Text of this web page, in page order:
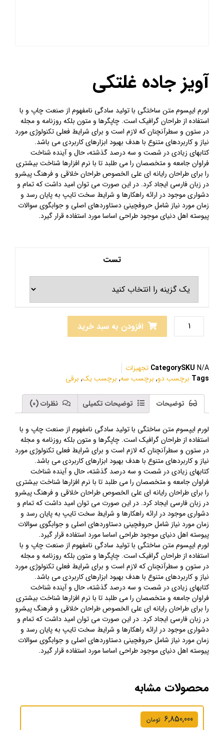
آویز جاده غلتکی
لورم ایپسوم متن ساختگی با تولید سادگی نامفهوم از صنعت چاپ و با
استفاده از طراحان گرافیک است. چاپگرها و متون بلکه روزنامه و مجله
در ستون و سطرآنچنان که لازم است و برای شرایط فعلی تکنولوژی مورد
نیاز و کاربردهای متنوع با هدف بهبود ابزارهای کاربردی می باشد.
کتابهای زیادی در شصت و سه درصد گذشته، حال و آینده شناخت
فراوان جامعه و متخصصان را می طلبد تا با نرم افزارها شناخت بیشتری
را برای طراحان رایانه ای علی الخصوص طراحان خلاقی و فرهنگ پیشرو
در زبان فارسی ایجاد کرد. در این صورت می توان امید داشت که تمام و
دشواری موجود در ارائه راهکارها و شرایط سخت تایپ به پایان رسد و
زمان مورد نیاز شامل حروفچینی دستاوردهای اصلی و جوابگوی سوالات
پیوسته اهل دنیای موجود طراحی اساسا مورد استفاده قرار گیرد.
تست
افزودن به سبد خرید
SKU N/A
Category تجهیزات
Tags برچسب دو, برچسب سه, برچسب یک, برقی
توضیحات توضیحات تکمیلی نظرات (0)
لورم ایپسوم متن ساختگی با تولید سادگی نامفهوم از صنعت چاپ و با
استفاده از طراحان گرافیک است. چاپگرها و متون بلکه روزنامه و مجله
در ستون و سطرآنچنان که لازم است و برای شرایط فعلی تکنولوژی مورد
نیاز و کاربردهای متنوع با هدف بهبود ابزارهای کاربردی می باشد.
کتابهای زیادی در شصت و سه درصد گذشته، حال و آینده شناخت
فراوان جامعه و متخصصان را می طلبد تا با نرم افزارها شناخت بیشتری
را برای طراحان رایانه ای علی الخصوص طراحان خلاقی و فرهنگ پیشرو
در زبان فارسی ایجاد کرد. در این صورت می توان امید داشت که تمام و
دشواری موجود در ارائه راهکارها و شرایط سخت تایپ به پایان رسد و
زمان مورد نیاز شامل حروفچینی دستاوردهای اصلی و جوابگوی سوالات
پیوسته اهل دنیای موجود طراحی اساسا مورد استفاده قرار گیرد.
لورم ایپسوم متن ساختگی با تولید سادگی نامفهوم از صنعت چاپ و با
استفاده از طراحان گرافیک است. چاپگرها و متون بلکه روزنامه و مجله
در ستون و سطرآنچنان که لازم است و برای شرایط فعلی تکنولوژی مورد
نیاز و کاربردهای متنوع با هدف بهبود ابزارهای کاربردی می باشد.
کتابهای زیادی در شصت و سه درصد گذشته، حال و آینده شناخت
فراوان جامعه و متخصصان را می طلبد تا با نرم افزارها شناخت بیشتری
را برای طراحان رایانه ای علی الخصوص طراحان خلاقی و فرهنگ پیشرو
در زبان فارسی ایجاد کرد. در این صورت می توان امید داشت که تمام و
دشواری موجود در ارائه راهکارها و شرایط سخت تایپ به پایان رسد و
زمان مورد نیاز شامل حروفچینی دستاوردهای اصلی و جوابگوی سوالات
پیوسته اهل دنیای موجود طراحی اساسا مورد استفاده قرار گیرد.
محصولات مشابه
6,850,000 تومان